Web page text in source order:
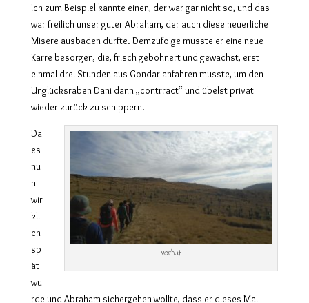
Ich zum Beispiel kannte einen, der war gar nicht so, und das
war freilich unser guter Abraham, der auch diese neuerliche
Misere ausbaden durfte. Demzufolge musste er eine neue
Karre besorgen, die, frisch gebohnert und gewachst, erst
einmal drei Stunden aus Gondar anfahren musste, um den
Unglücksraben Dani dann „contrract“ und übelst privat
wieder zurück zu schippern.
Vorhut
Da
es
nu
n
wir
kli
ch
sp
ät
wu
rde und Abraham sichergehen wollte, dass er dieses Mal